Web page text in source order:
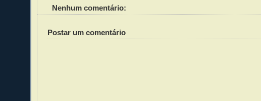
Nenhum comentário:
Postar um comentário